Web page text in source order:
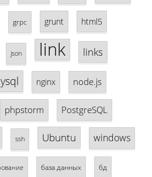
grpc grunt html5
json link links
nginx node.js
phpstorm PostgreSQL
ssh Ubuntu windows
база данных бд